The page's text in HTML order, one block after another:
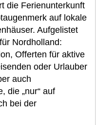
die Ferienunterkunft
auf lokale
Aufgelistet
Nordholland:
Offerten für aktive
oder Urlauber
auch
die „nur“ auf
bei der